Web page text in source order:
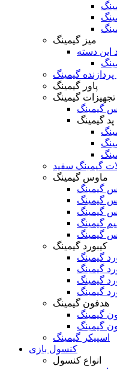
میز گیمینگ
این دسته
گیمینگ
پاور گیمینگ
تجهیزات گیمینگ
گیمینگ
گیمینگ
گیمینگ سفید
ماوس گیمینگ
گیمینگ
کیبورد گیمینگ
هدفون گیمینگ
اسپیکر گیمینگ
کنسول بازی
انواع کنسول